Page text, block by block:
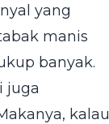
yang
manis
banyak.
juga
kalau